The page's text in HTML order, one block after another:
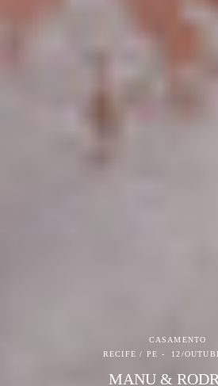
CASAMENTO
RECIFE / PE
12/
MANU &